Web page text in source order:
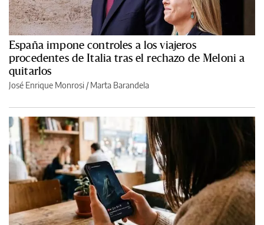
España impone controles a los viajeros
procedentes de Italia tras el rechazo de Meloni a
quitarlos
José Enrique Monrosi / Marta Barandela